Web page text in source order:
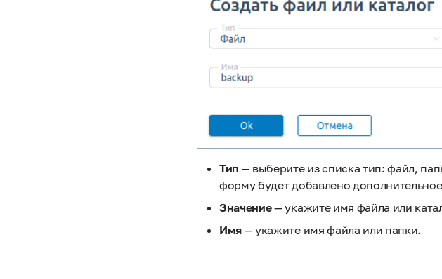
Тип — выберите из списка тип: файл,
форму будет добавлено
Значение— укажите имя файла или
Имя — укажите имя файла или папки.